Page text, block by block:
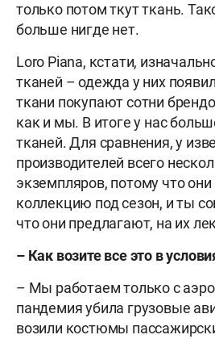
только потом ткут ткань.
больше нигде нет.
Loro Piana, кстати,
тканей – одежда у них
ткани покупают сотни
как и мы. В итоге у нас
тканей. Для сравнения, у
производителей всего
экземпляров, потому что
коллекцию под сезон, и ты
что они предлагают, на их
– Как возите все это в
– Мы работаем только с
пандемия убила грузовые
возили костюмы